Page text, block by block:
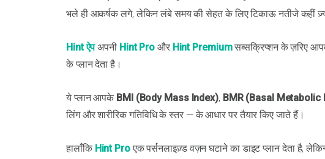
भले ही आकर्षक लगे, लेकिन लंबे समय की सेहत के लिए टिकाऊ नतीजे कहीं
Hint ऐपअपनी Hint Pro और Hint Premiumसब्सक्रिप्शन के ज़रिए
के प्लान देता है।
ये प्लान आपके BMI (Body Mass Index), BMR (Basal Metabolic
लिंग और शारीरिक गतिविधि के स्तर — के आधार पर तैयार किए जाते हैं।
हालाँकि Hint Proएक पर्सनलाइज़्ड वज़न घटाने का डाइट प्लान देता है,